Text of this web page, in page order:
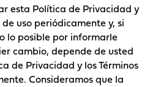
esta Política de Privacidad y
de uso periódicamente y, si
lo posible por informarle
cambio, depende de usted
de Privacidad y los Términos
Consideramos que la